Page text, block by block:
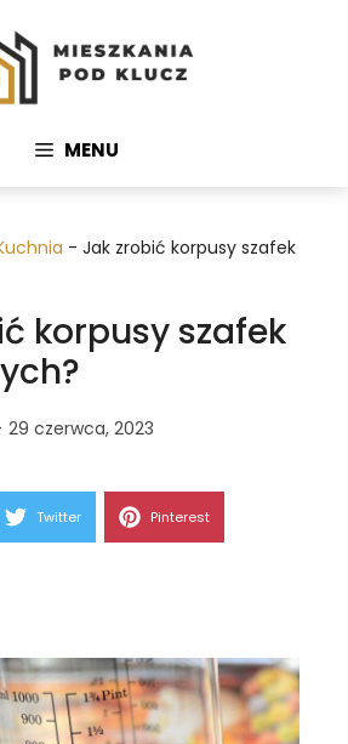
MENU
- Jak zrobić korpusy szafek
korpusy szafek
29 czerwca, 2023
Share
on
Twitter Share
on
Pinterest